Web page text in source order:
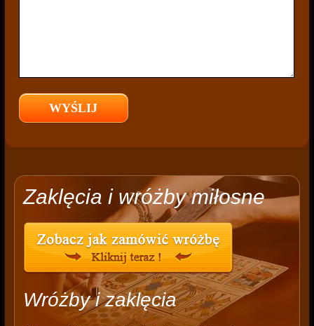
Zaklęcia i wróżby miłosne
Wróżby i zaklęcia